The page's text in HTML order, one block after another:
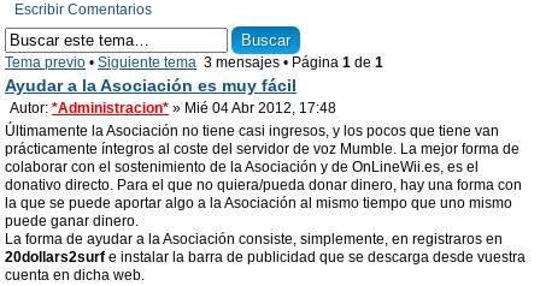
Escribir Comentarios
Tema previo • Siguiente tema 3 mensajes • Página 1 de 1
Ayudar a la Asociación es muy fácil
Autor: *Administracion* » Mié 04 Abr 2012, 17:48
Últimamente la Asociación no tiene casi ingresos, y los pocos que tiene van
prácticamente íntegros al coste del servidor de voz Mumble. La mejor forma de
colaborar con el sostenimiento de la Asociación y de OnLineWii.es, es el
donativo directo. Para el que no quiera/pueda donar dinero, hay una forma con
la que se puede aportar algo a la Asociación al mismo tiempo que uno mismo
puede ganar dinero.
La forma de ayudar a la Asociación consiste, simplemente, en registraros en
20dollars2surf e instalar la barra de publicidad que se descarga desde vuestra
cuenta en dicha web.